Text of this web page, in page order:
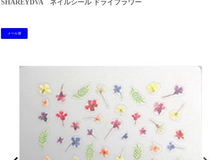
SHAREYDVA ネイルシール ドライフラワー
メール便